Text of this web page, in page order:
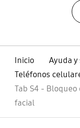
Inicio
Ayuda
Teléfonos
Tab S4 -
facial